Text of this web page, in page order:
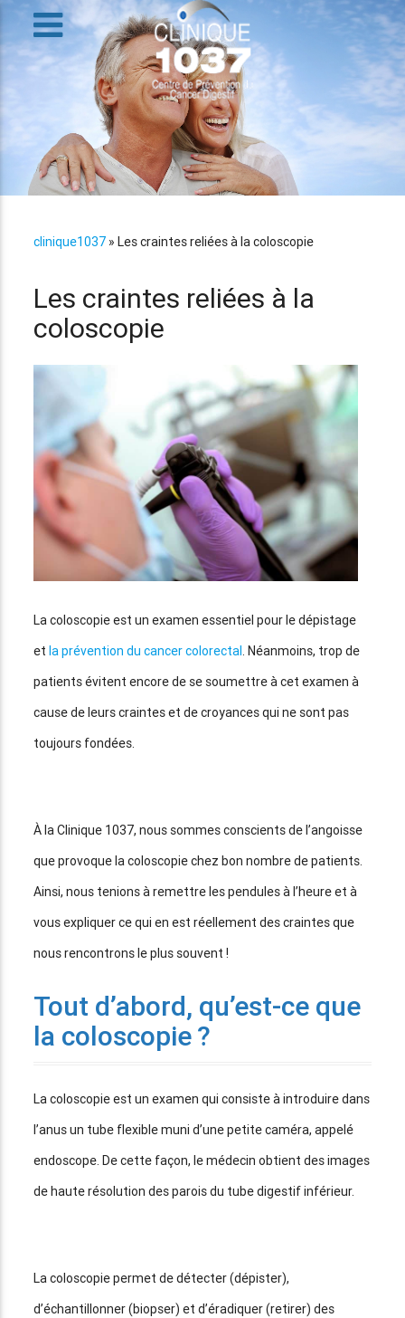
clinique1037 »Les craintes reliées à la coloscopie
Les craintes reliées à la
coloscopie
La coloscopie est un examen essentiel pour le dépistage
etla prévention du cancer colorectal. Néanmoins, trop de
patients évitent encore de se soumettre à cet examen à
cause de leurs craintes et de croyances qui ne sont pas
toujours fondées.
À la Clinique 1037, nous sommes conscients de l’angoisse
que provoque la coloscopie chez bon nombre de patients.
Ainsi, nous tenions à remettre les pendules à l’heure et à
vous expliquer ce qui en est réellement des craintes que
nous rencontrons le plus souvent !
Tout d’abord, qu’est-ce que
la coloscopie ?
La coloscopie est un examen qui consiste à introduire dans
l’anus un tube flexible muni d’une petite caméra, appelé
endoscope. De cette façon, le médecin obtient des images
de haute résolution des parois du tube digestif inférieur.
La coloscopie permet de détecter (dépister),
d’échantillonner (biopser) et d’éradiquer (retirer) des